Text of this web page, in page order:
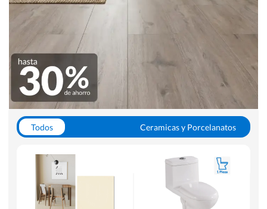
Todos
Ceramicas y Porcelanatos
WC y Sanitarios
Pisos Flotantes y Laminados
Pinturas